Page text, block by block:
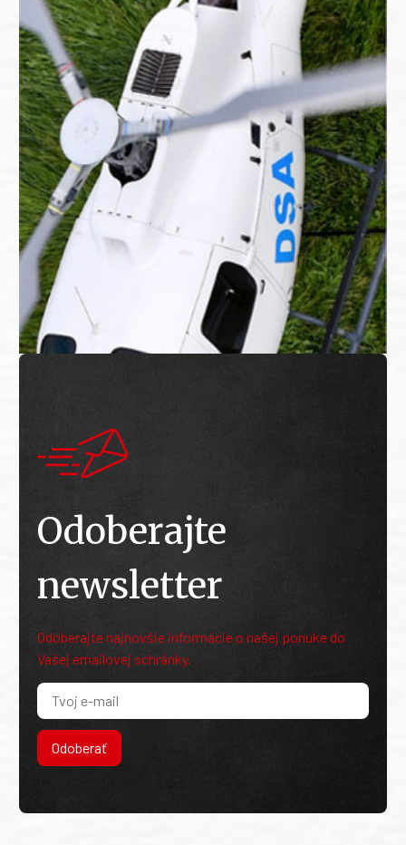
Odoberajte
newsletter
Odoberajte najnovšie informácie o našej ponuke do
Vašej emailovej schránky.
Odoberať